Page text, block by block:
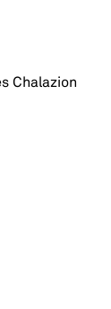
Chalazion